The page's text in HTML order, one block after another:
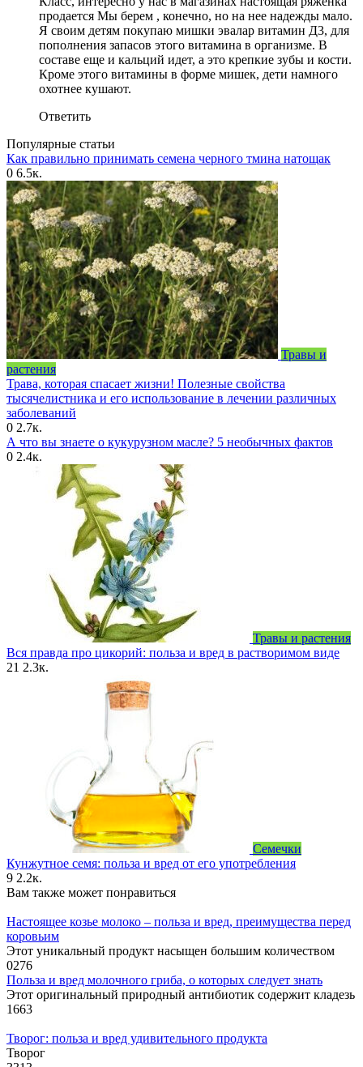
продается Мы берем , конечно, но на нее надежды мало.
Я своим детям покупаю мишки эвалар витамин Д3, для
пополнения запасов этого витамина в организме. В
составе еще и кальций идет, а это крепкие зубы и кости.
Кроме этого витамины в форме мишек, дети намного
охотнее кушают.
Ответить
Популярные статьи
Как правильно принимать семена черного тмина натощак
0 6.5к.
Травы и
растения
Трава, которая спасает жизни! Полезные свойства
тысячелистника и его использование в лечении различных
заболеваний
0 2.7к.
А что вы знаете о кукурузном масле? 5 необычных фактов
0 2.4к.
Травы и растения
Вся правда про цикорий: польза и вред в растворимом виде
21 2.3к.
Семечки
Кунжутное семя: польза и вред от его употребления
9 2.2к.
Вам также может понравиться
Настоящее козье молоко – польза и вред, преимущества перед
коровьим
Этот уникальный продукт насыщен большим количеством
0276
Польза и вред молочного гриба, о которых следует знать
Этот оригинальный природный антибиотик содержит кладезь
1663
Творог: польза и вред удивительного продукта
Творог